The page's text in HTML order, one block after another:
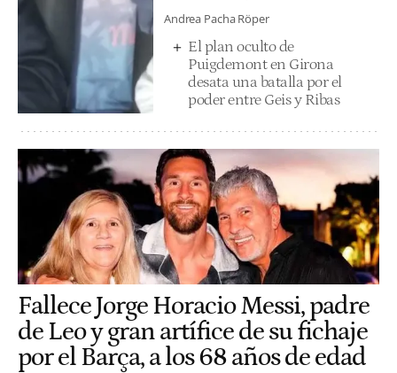
Andrea Pacha Röper
El plan oculto de
Puigdemont en Girona
desata una batalla por el
poder entre Geis y Ribas
Fallece Jorge Horacio Messi, padre
de Leo y gran artífice de su fichaje
por el Barça, a los 68 años de edad